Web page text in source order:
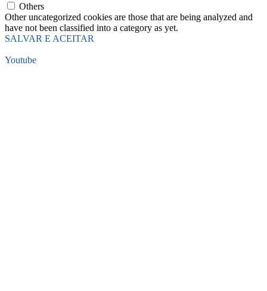
Others
Other uncategorized cookies are those that are being analyzed and
have not been classified into a category as yet.
SALVAR E ACEITAR
Youtube